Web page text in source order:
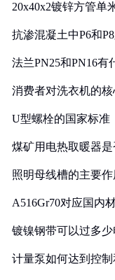
20x40x2镀锌方管单
抗渗混凝土中P6和
法兰PN25和PN16有
消费者对洗衣机的
U型螺栓的国家标准
煤矿用电热取暖器
照明母线槽的主要作
A516Gr70对应国内
镀镍钢带可以过多
计量泵如何达到控